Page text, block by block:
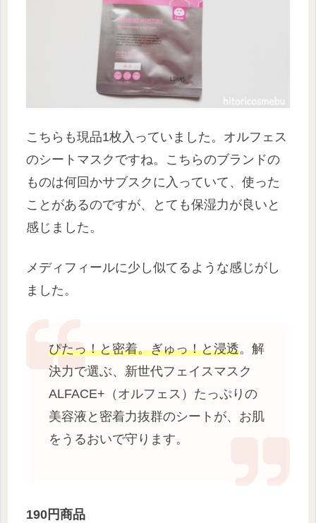
こちらも現品1枚入っていました。オルフェス
のシートマスクですね。こちらのブランドの
ものは何回かサブスクに入っていて、使った
ことがあるのですが、とても保湿力が良いと
感じました。
メディフィールに少し似てるような感じがし
ました。
ぴたっ！と密着。ぎゅっ！と浸透。解
決力で選ぶ、新世代フェイスマスク
ALFACE+（オルフェス）たっぷりの
美容液と密着力抜群のシートが、お肌
をうるおいで守ります。
190円商品